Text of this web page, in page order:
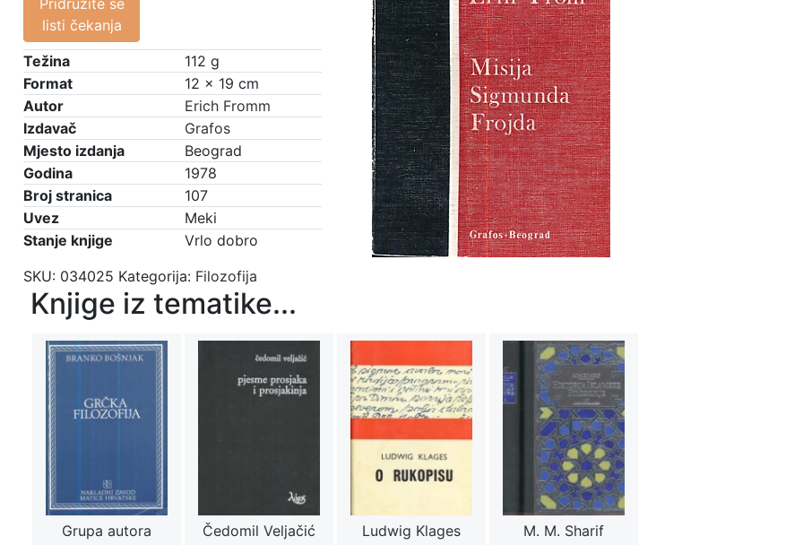
Pridružite se
listi čekanja
Težina
112 g
Format
12 × 19 cm
Autor
Erich Fromm
Izdavač
Grafos
Mjesto izdanja
Beograd
Godina
1978
Broj stranica
107
Uvez
Meki
Stanje knjige
Vrlo dobro
SKU: 034025 Kategorija: Filozofija
Knjige iz tematike...
Grupa autora Čedomil Veljačić Ludwig Klages M. M. Sharif